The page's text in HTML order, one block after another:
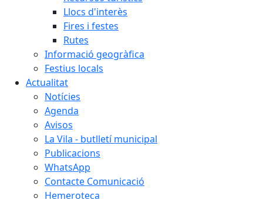
Llocs d'interès
Fires i festes
Rutes
Informació geogràfica
Festius locals
Actualitat
Notícies
Agenda
Avisos
La Vila - butlletí municipal
Publicacions
WhatsApp
Contacte Comunicació
Hemeroteca